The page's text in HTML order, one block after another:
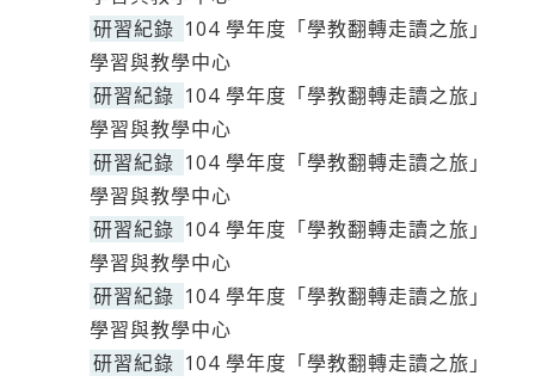
研習紀錄 104 學年度「學教翻轉走讀之旅」
學習與教學中心
研習紀錄 104 學年度「學教翻轉走讀之旅」
學習與教學中心
研習紀錄 104 學年度「學教翻轉走讀之旅」
學習與教學中心
研習紀錄 104 學年度「學教翻轉走讀之旅」
學習與教學中心
研習紀錄 104 學年度「學教翻轉走讀之旅」
學習與教學中心
研習紀錄 104 學年度「學教翻轉走讀之旅」